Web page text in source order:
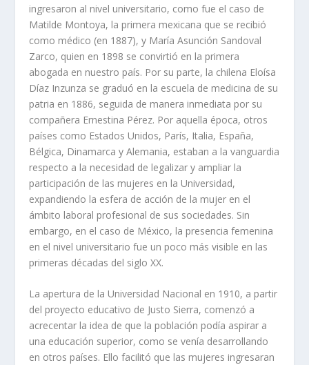
ingresaron al nivel universitario, como fue el caso de
Matilde Montoya, la primera mexicana que se recibió
como médico (en 1887), y María Asunción Sandoval
Zarco, quien en 1898 se convirtió en la primera
abogada en nuestro país. Por su parte, la chilena Eloísa
Díaz Inzunza se graduó en la escuela de medicina de su
patria en 1886, seguida de manera inmediata por su
compañera Ernestina Pérez. Por aquella época, otros
países como Estados Unidos, París, Italia, España,
Bélgica, Dinamarca y Alemania, estaban a la vanguardia
respecto a la necesidad de legalizar y ampliar la
participación de las mujeres en la Universidad,
expandiendo la esfera de acción de la mujer en el
ámbito laboral profesional de sus sociedades. Sin
embargo, en el caso de México, la presencia femenina
en el nivel universitario fue un poco más visible en las
primeras décadas del siglo XX.
La apertura de la Universidad Nacional en 1910, a partir
del proyecto educativo de Justo Sierra, comenzó a
acrecentar la idea de que la población podía aspirar a
una educación superior, como se venía desarrollando
en otros países. Ello facilitó que las mujeres ingresaran